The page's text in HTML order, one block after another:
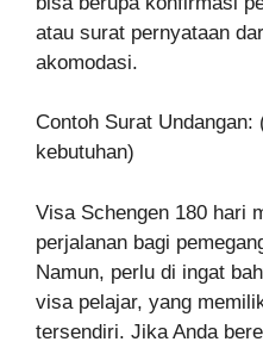
atau surat pernyataan
akomodasi.
Contoh Surat
kebutuhan)
Visa Schengen 180 hari
perjalanan bagi
Namun, perlu di ingat
visa pelajar, yang
tersendiri. Jika Anda